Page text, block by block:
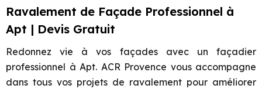
Ravalement de Façade Professionnel à
Apt | Devis Gratuit
Redonnez vie à vos façades avec un façadier
professionnel à Apt. ACR Provence vous accompagne
dans tous vos projets de ravalement pour améliorer